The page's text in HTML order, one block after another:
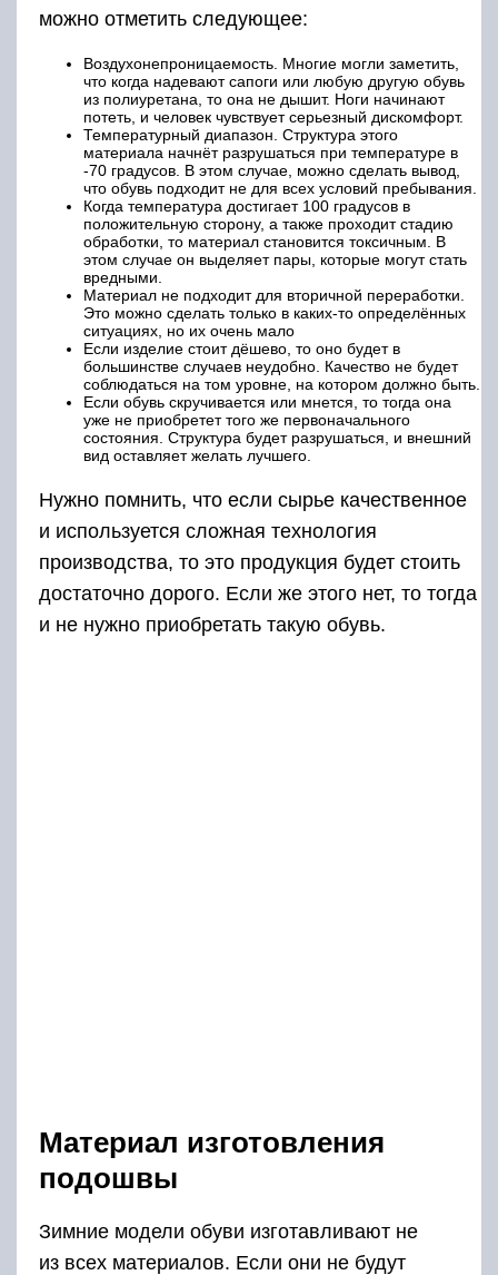
можно отметить следующее:
Воздухонепроницаемость. Многие могли заметить,
что когда надевают сапоги или любую другую обувь
из полиуретана, то она не дышит. Ноги начинают
потеть, и человек чувствует серьезный дискомфорт.
Температурный диапазон. Структура этого
материала начнёт разрушаться при температуре в
-70 градусов. В этом случае, можно сделать вывод,
что обувь подходит не для всех условий пребывания.
Когда температура достигает 100 градусов в
положительную сторону, а также проходит стадию
обработки, то материал становится токсичным. В
этом случае он выделяет пары, которые могут стать
вредными.
Материал не подходит для вторичной переработки.
Это можно сделать только в каких-то определённых
ситуациях, но их очень мало
Если изделие стоит дёшево, то оно будет в
большинстве случаев неудобно. Качество не будет
соблюдаться на том уровне, на котором должно быть.
Если обувь скручивается или мнется, то тогда она
уже не приобретет того же первоначального
состояния. Структура будет разрушаться, и внешний
вид оставляет желать лучшего.
Нужно помнить, что если сырье качественное
и используется сложная технология
производства, то это продукция будет стоить
достаточно дорого. Если же этого нет, то тогда
и не нужно приобретать такую обувь.
Материал изготовления
подошвы
Зимние модели обуви изготавливают не
из всех материалов. Если они не будут